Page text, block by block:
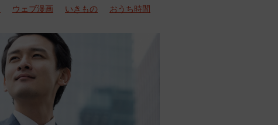
ウェブ漫画 いきもの
おうち時間